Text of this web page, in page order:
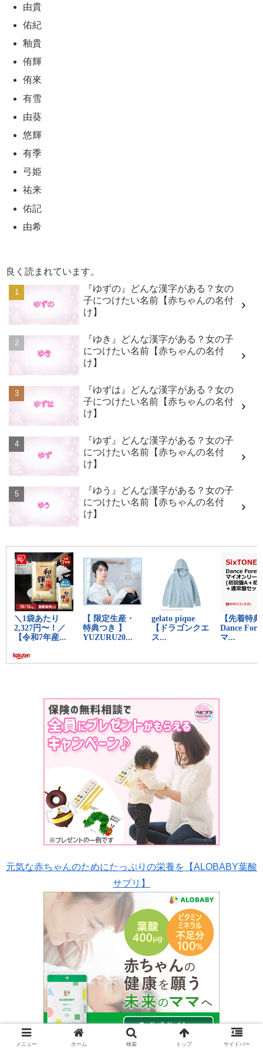
由貴
佑紀
釉貴
侑輝
侑來
有雪
由葵
悠輝
有季
弓姫
祐来
佑記
由希
良く読まれています。
『ゆずの』どんな漢字がある？女の
子につけたい名前【赤ちゃんの名付
け】
『ゆき』どんな漢字がある？女の子
につけたい名前【赤ちゃんの名付
け】
『ゆずは』どんな漢字がある？女の
子につけたい名前【赤ちゃんの名付
け】
『ゆず』どんな漢字がある？女の子
につけたい名前【赤ちゃんの名付
け】
『ゆう』どんな漢字がある？女の子
につけたい名前【赤ちゃんの名付
け】
元気な赤ちゃんのためにたっぷりの栄養を【ALOBABY葉酸
サプリ】
メニュー ホーム 検索 トップ サイドバー